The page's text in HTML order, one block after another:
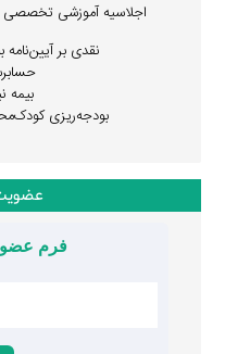
اجلاسیه آموزشی تخصصی
نقدی بر آیین‌نامه
بیمه
بودجه‌ریزی
فرم